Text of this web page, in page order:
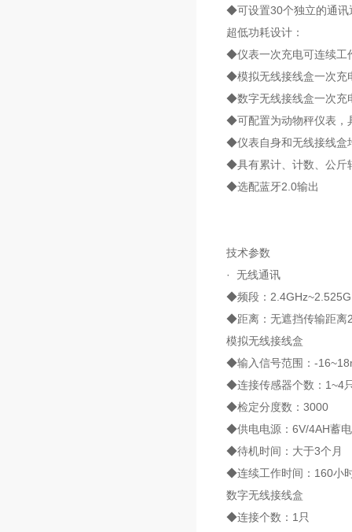
◆可设置30个独立的通讯
超低功耗设计：
◆仪表一次充电可连续工
◆模拟无线接线盒一次充
◆数字无线接线盒一次充
◆可配置为动物秤仪表，
◆仪表自身和无线接线盒
◆具有累计、计数、公斤
◆选配蓝牙2.0输出
技术参数
· 无线通讯
◆频段：
◆距离：无遮挡传输距离
模拟无线接线盒
◆输入信号范围：-
◆连接传感器个数：1~4
◆检定分度数：3000
◆供电电源：6V/4AH蓄
◆待机时间：大于3个月
◆连续工作时间：160小
数字无线接线盒
◆连接个数：1只